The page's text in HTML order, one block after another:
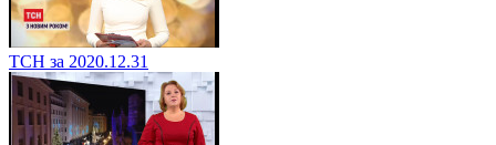
ТСН за 2020.12.31